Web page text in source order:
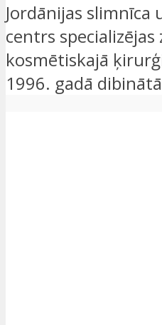
Jordānijas slimnīca
centrs
kosmētiskajā
1996. gadā